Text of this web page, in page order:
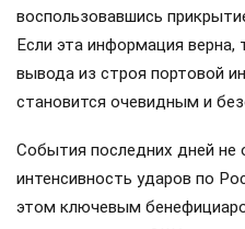
воспользовавшись
Если эта информация
вывода из строя портовой
становится очевидным и
События последних дней не
интенсивность ударов по
этом ключевым